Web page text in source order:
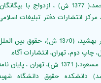
2- ابراهيمي، محمد،( 1377 ش) ، ازدواج با بيگانگان،
مركز انتشارات دفتر تبليغات اسلامي
3- ارفع نيا، دكتر بهشيد، (1370 ش)، حقوق بين الملل
دوم، تهران، انتشارات آگاه.
4- البرزي وركي، مسعود،( 1371 ش)، تهران ، پايان نامه
دانشكده حقوق دانشگاه شهيد